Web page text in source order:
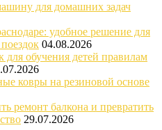
для домашних задач
удобное решение для
04.08.2026
обучения детей правилам
ковры на резиновой основе
ремонт балкона и превратить
29.07.2026